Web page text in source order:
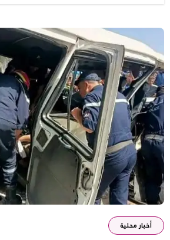
أخبار محلية